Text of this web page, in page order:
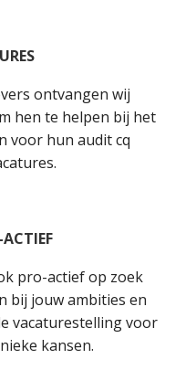
ontvangen wij
hen te helpen bij het
voor hun audit cq
pro-actief op zoek
bij jouw ambities en
vacaturestelling voor
kansen.